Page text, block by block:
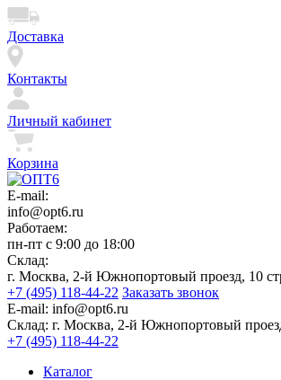
Доставка
Контакты
Личный кабинет
Корзина
E-mail:
info@opt6.ru
Работаем:
пн-пт с 9:00 до 18:00
Склад:
г. Москва, 2-й Южнопортовый проезд, 10
+7 (495) 118-44-22 Заказать звонок
E-mail: info@opt6.ru
Склад: г. Москва, 2-й Южнопортовый
+7 (495) 118-44-22
Каталог